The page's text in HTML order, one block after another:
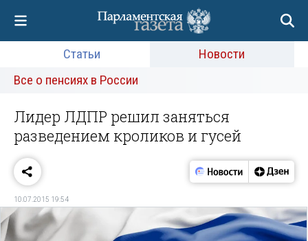
Статьи
Новости
Все о пенсиях в России
Лидер ЛДПР решил заняться
разведением кроликов и гусей
10.07.2015 19:54